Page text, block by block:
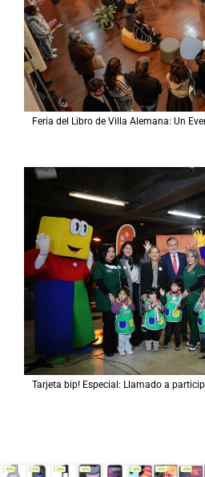
Feria del Libro de Villa Alemana: Un
Tarjeta bip! Especial: Llamado a